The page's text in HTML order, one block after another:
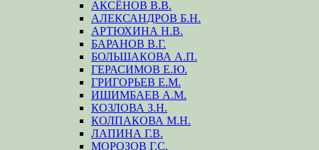
АКСЁНОВ В.В.
АЛЕКСАНДРОВ Б.Н.
АРТЮХИНА Н.В.
БАРАНОВ В.Г.
БОЛЬШАКОВА А.П.
ГЕРАСИМОВ Е.Ю.
ГРИГОРЬЕВ Е.М.
ИШИМБАЕВ А.М.
КОЗЛОВА З.Н.
КОЛПАКОВА М.Н.
ЛАПИНА Г.В.
МОРОЗОВ Г.С.